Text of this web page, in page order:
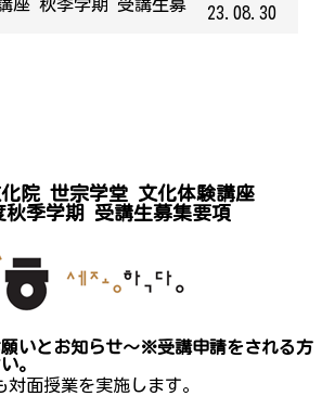
座 秋季学期 受講生募
23.08.30
院 世宗学堂 文化体験講座
秋季学期 受講生募集要項
いとお知らせ～※受講申請をされる方
。
対面授業を実施します。